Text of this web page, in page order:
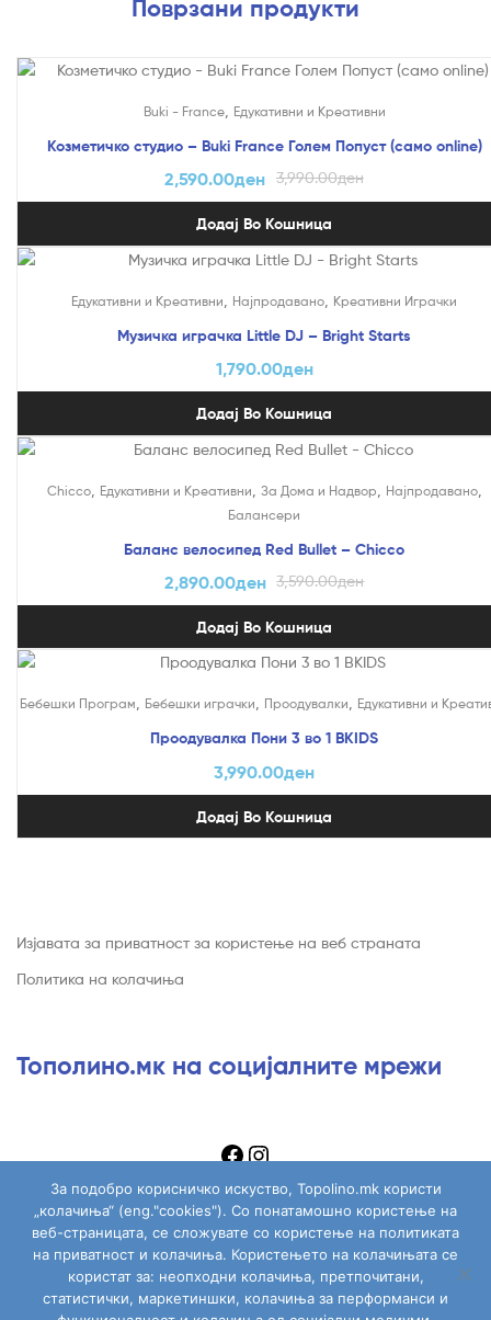
Поврзани продукти
Buki - France, Едукативни и Креативни
Козметичко студио – Buki France Голем Попуст (само online)
3,990.00ден
2,590.00ден
Додај Во Кошница
Едукативни и Креативни Најпродавано Креативни Играчки
Музичка играчка Little DJ – Bright Starts
1,790.00ден
Додај Во Кошница
Chicco, Едукативни и Креативни За Дома и Надвор Најпродавано,
Балансери
Баланс велосипед Red Bullet – Chicco
3,590.00ден
2,890.00ден
Додај Во Кошница
Бебешки Програм, Бебешки играчки, Проодувалки, Едукативни и
Проодувалка Пони 3 во 1 BKIDS
3,990.00ден
Додај Во Кошница
Изјавата за приватност за користење на веб страната
Политика на колачиња
Тополино.мк на социјалните мрежи
Topolino.mk
За подобро корисничко искуство, Topolino.mk користи
„колачиња“ (eng."cookies"). Со понатамошно користење на
веб-страницата, се сложувате со користење на политиката
на приватност и колачиња. Користењето на колачињата се
користат за: неопходни колачиња, претпочитани,
статистички, маркетиншки, колачиња за перформанси и